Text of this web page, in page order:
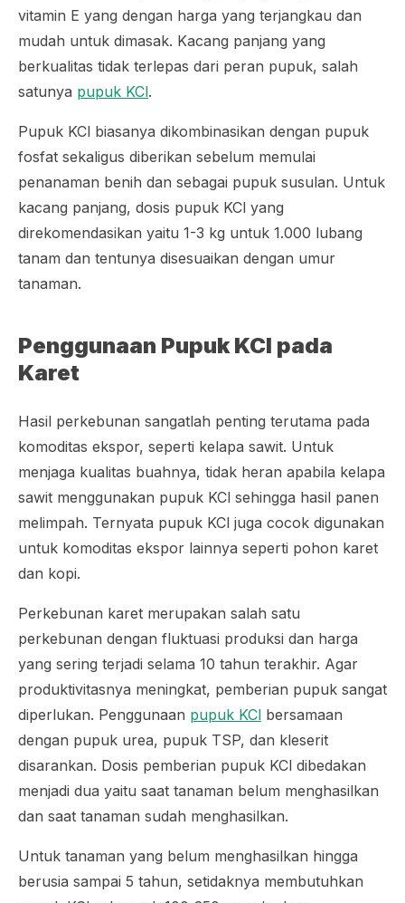
vitamin E yang dengan harga yang terjangkau dan
mudah untuk dimasak. Kacang panjang yang
berkualitas tidak terlepas dari peran pupuk, salah
satunya pupuk KCl.
Pupuk KCl biasanya dikombinasikan dengan pupuk
fosfat sekaligus diberikan sebelum memulai
penanaman benih dan sebagai pupuk susulan. Untuk
kacang panjang, dosis pupuk KCl yang
direkomendasikan yaitu 1-3 kg untuk 1.000 lubang
tanam dan tentunya disesuaikan dengan umur
tanaman.
Penggunaan Pupuk KCl pada
Karet
Hasil perkebunan sangatlah penting terutama pada
komoditas ekspor, seperti kelapa sawit. Untuk
menjaga kualitas buahnya, tidak heran apabila kelapa
sawit menggunakan pupuk KCl sehingga hasil panen
melimpah. Ternyata pupuk KCl juga cocok digunakan
untuk komoditas ekspor lainnya seperti pohon karet
dan kopi.
Perkebunan karet merupakan salah satu
perkebunan dengan fluktuasi produksi dan harga
yang sering terjadi selama 10 tahun terakhir. Agar
produktivitasnya meningkat, pemberian pupuk sangat
diperlukan. Penggunaan pupuk KCl bersamaan
dengan pupuk urea, pupuk TSP, dan kleserit
disarankan. Dosis pemberian pupuk KCl dibedakan
menjadi dua yaitu saat tanaman belum menghasilkan
dan saat tanaman sudah menghasilkan.
Untuk tanaman yang belum menghasilkan hingga
berusia sampai 5 tahun, setidaknya membutuhkan